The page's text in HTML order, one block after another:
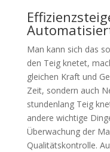
Man kann sich das
den Teig knetet,
gleichen Kraft und
Zeit, sondern auch
stundenlang Teig
andere wichtige
Überwachung der
Qualitätskontrolle.